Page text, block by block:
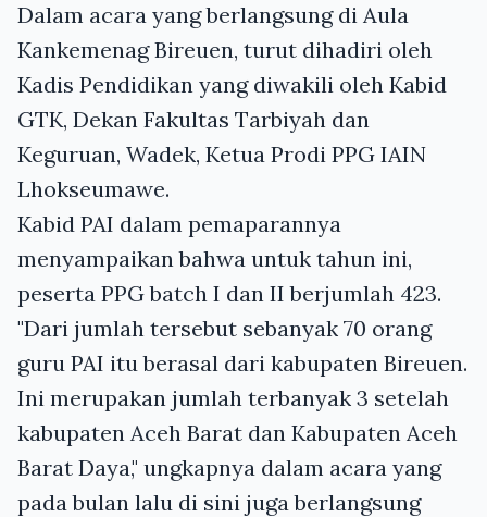
Dalam acara yang berlangsung di Aula
Kankemenag Bireuen, turut dihadiri oleh
Kadis Pendidikan yang diwakili oleh Kabid
GTK, Dekan Fakultas Tarbiyah dan
Keguruan, Wadek, Ketua Prodi PPG IAIN
Lhokseumawe.
Kabid PAI dalam pemaparannya
menyampaikan bahwa untuk tahun ini,
peserta PPG batch I dan II berjumlah 423.
"Dari jumlah tersebut sebanyak 70 orang
guru PAI itu berasal dari kabupaten Bireuen.
Ini merupakan jumlah terbanyak 3 setelah
kabupaten Aceh Barat dan Kabupaten Aceh
Barat Daya," ungkapnya dalam acara yang
pada bulan lalu di sini juga berlangsung